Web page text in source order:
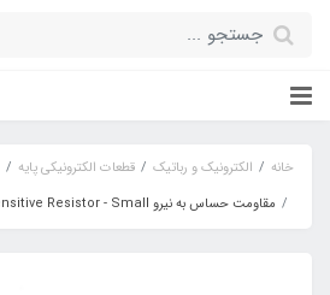
خانه الکترونیک و رباتیک قطعات الکترونیکی پایه
مقاومت حساس به نیرو Force Sensitive Resistor - Small